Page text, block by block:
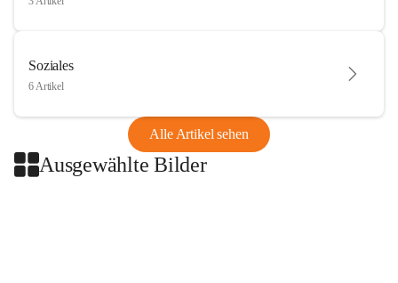
Soziales
6 Artikel
Alle Artikel sehen
Ausgewählte Bilder